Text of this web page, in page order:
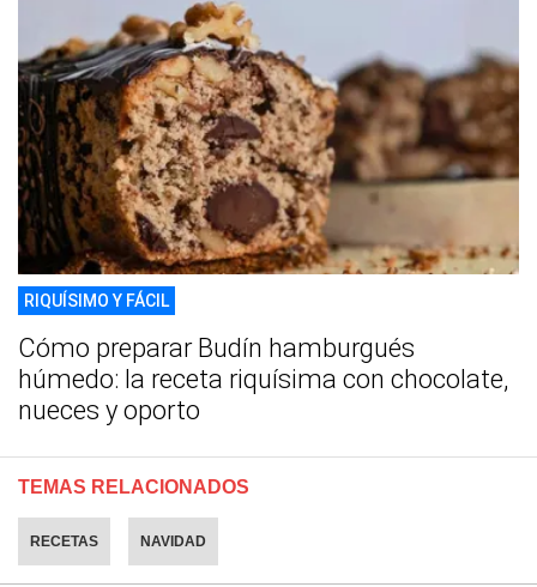
RIQUÍSIMO Y FÁCIL
Cómo preparar Budín hamburgués
húmedo: la receta riquísima con chocolate,
nueces y oporto
TEMAS RELACIONADOS
RECETAS NAVIDAD